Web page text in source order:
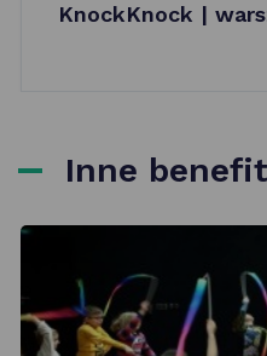
KnockKnock |
Inne